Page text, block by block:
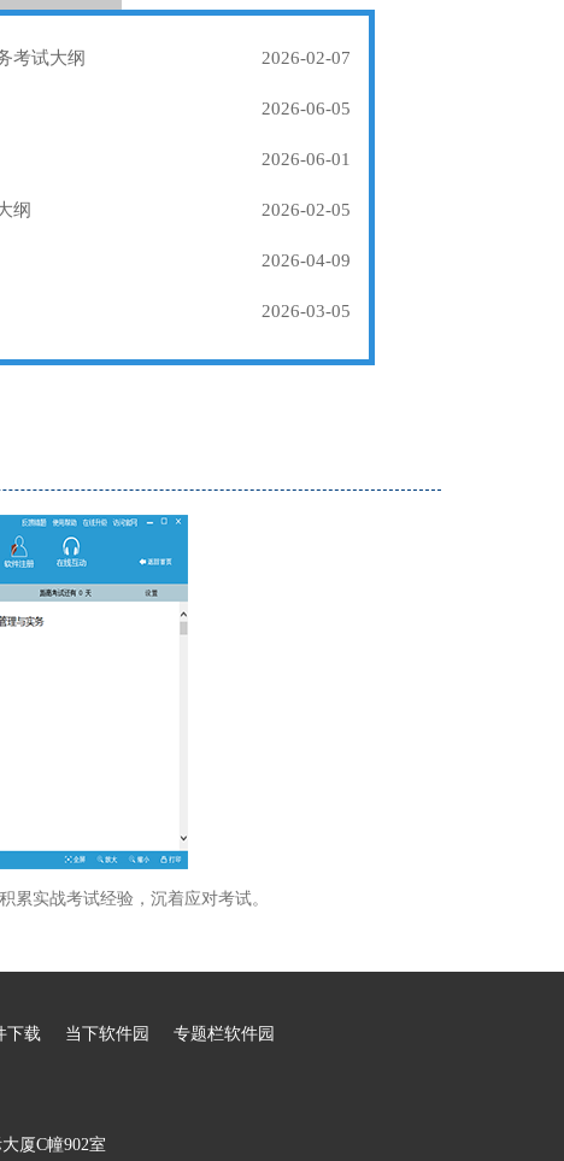
考试大纲 2026-02-07
2026-06-05
2026-06-01
纲 2026-02-05
2026-04-09
2026-03-05
累实战考试经验，沉着应对考试。
下载 当下软件园 专题栏软件园
厦C幢902室